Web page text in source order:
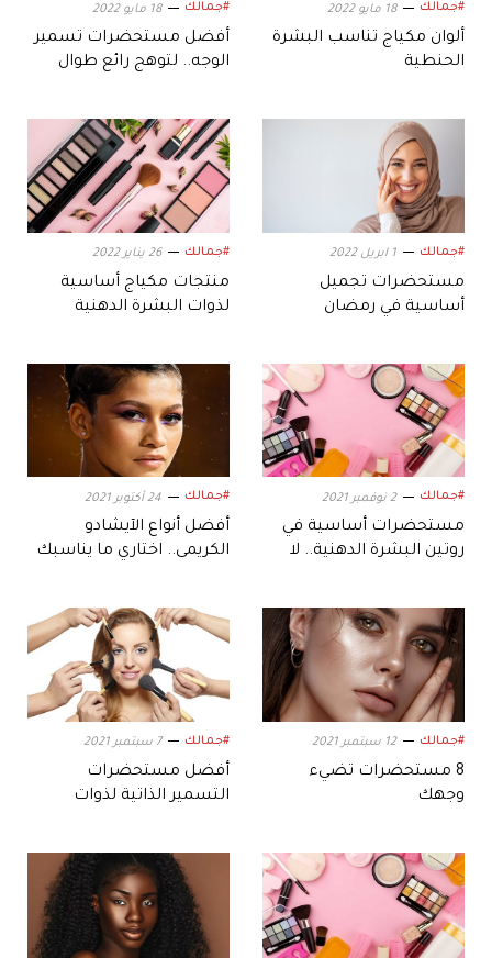
#جمالك 18 مايو 2022
ألوان مكياج تناسب البشرة
الحنطية
#جمالك 18 مايو 2022
أفضل مستحضرات تسمير
الوجه.. لتوهج رائع طوال
#جمالك 1 ابريل 2022
مستحضرات تجميل
أساسية في رمضان
#جمالك 26 يناير 2022
منتجات مكياج أساسية
لذوات البشرة الدهنية
#جمالك 2 نوفمبر 2021
مستحضرات أساسية في
روتين البشرة الدهنية.. لا
#جمالك 24 أكتوبر 2021
أفضل أنواع الآيشادو
الكريمى.. اختاري ما يناسبك
#جمالك 12 سبتمبر 2021
8 مستحضرات تضيء
وجهك
#جمالك 7 سبتمبر 2021
أفضل مستحضرات
التسمير الذاتية لذوات